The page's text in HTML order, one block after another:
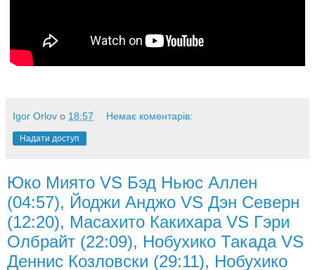
Igor Orlov о 18:57 Немає коментарів:
Надати доступ
Юко Миято VS Бэд Ньюс Аллен
(04:57), Йоджи Анджо VS Дэн Северн
(12:20), Масахито Какихара VS Гэри
Олбрайт (22:09), Нобухико Такада VS
Деннис Козловски (29:11), Нобухико